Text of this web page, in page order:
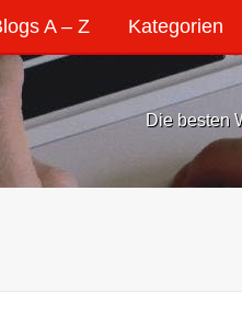
A – Z Kategorien
Die besten